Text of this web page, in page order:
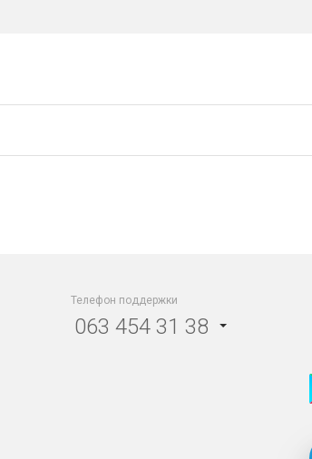
Телефон поддержки
063 454 31 38